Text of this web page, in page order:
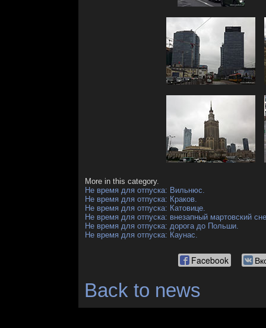
More in this category.
Не время для отпуска: Вильнюс.
Не время для отпуска: Краков.
Не время для отпуска: Катовице.
Не время для отпуска: внезапный мартовский
Не время для отпуска: дорога до Польши.
Не время для отпуска: Каунас.
Facebook
Back to news